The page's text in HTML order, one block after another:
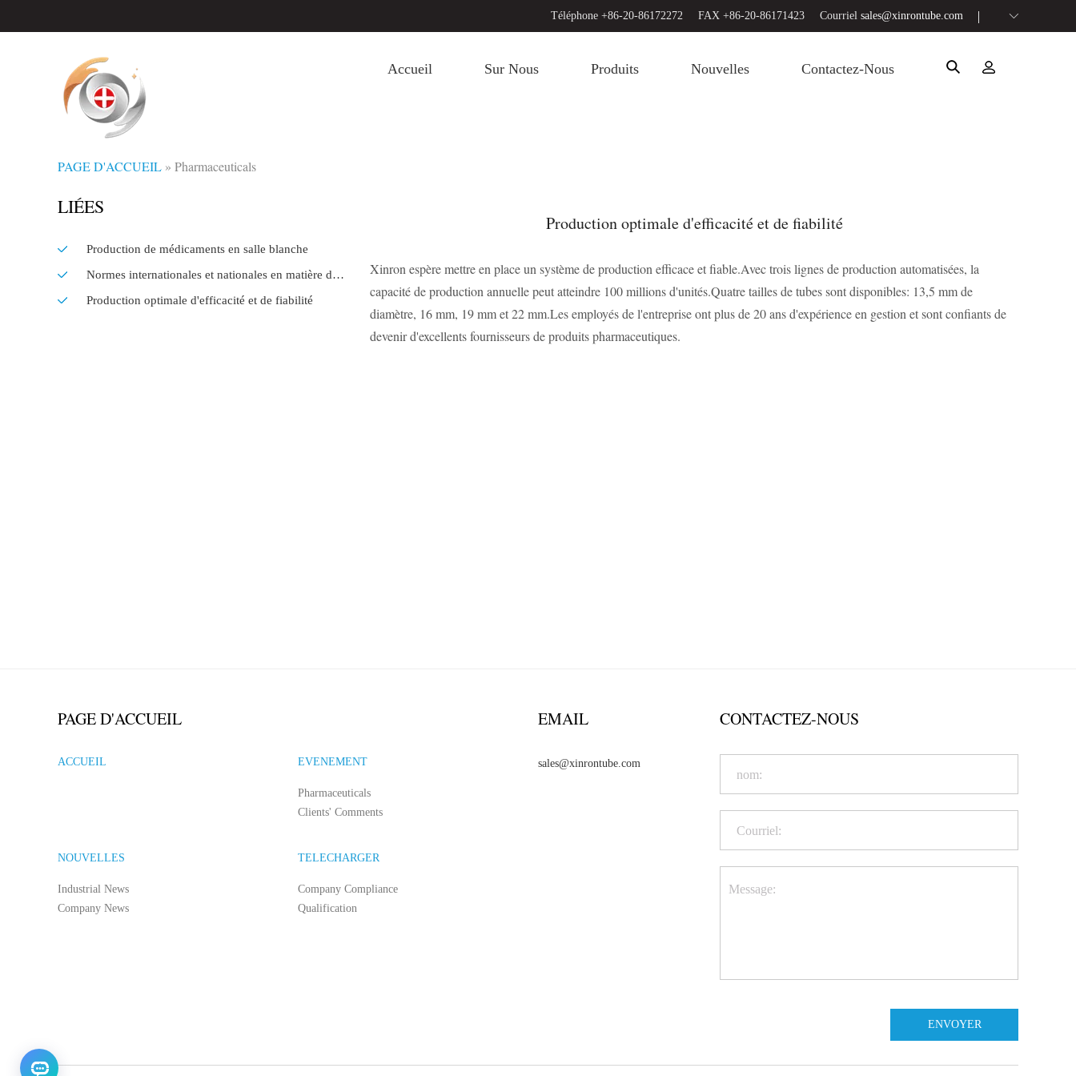
Téléphone +86-20-86172272 FAX +86-20-86171423 Courriel sales@xinrontube.com
Accueil Sur Nous Produits Nouvelles Contactez-Nous
PAGE D'ACCUEIL » Pharmaceuticals
LIÉES
Production de médicaments en salle blanche
Normes internationales et nationales en matière de tuyauterie
Production optimale d'efficacité et de fiabilité
Production optimale d'efficacité et de fiabilité
Xinron espère mettre en place un système de production efficace et fiable.Avec trois lignes de production automatisées, la
capacité de production annuelle peut atteindre 100 millions d'unités.Quatre tailles de tubes sont disponibles: 13,5 mm de
diamètre, 16 mm, 19 mm et 22 mm.Les employés de l'entreprise ont plus de 20 ans d'expérience en gestion et sont confiants de
devenir d'excellents fournisseurs de produits pharmaceutiques.
PAGE D'ACCUEIL
ACCUEIL EVENEMENT
Pharmaceuticals
Clients' Comments
NOUVELLES
Industrial News
Company News
TELECHARGER
Company Compliance
Qualification
EMAIL
sales@xinrontube.com
CONTACTEZ-NOUS